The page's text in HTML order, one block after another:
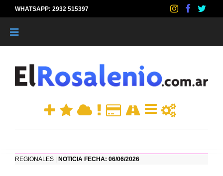
WHATSAPP: 2932 515397
REGIONALES | NOTICIA FECHA: 06/06/2026